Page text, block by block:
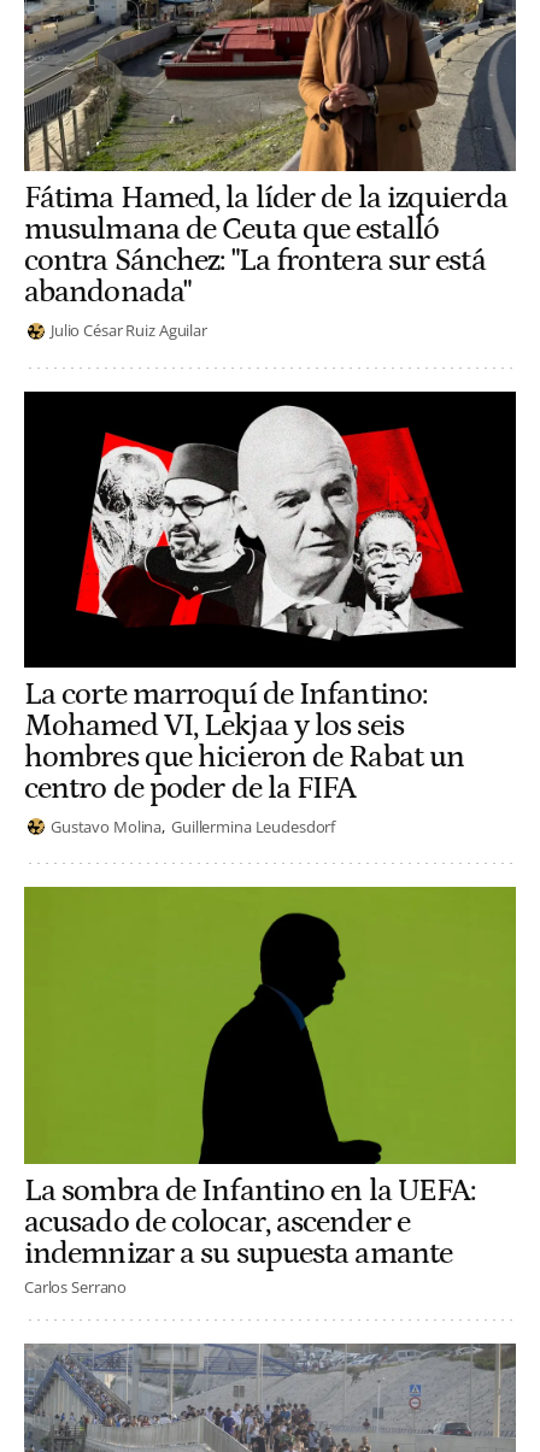
Fátima Hamed, la líder de la izquierda
musulmana de Ceuta que estalló
contra Sánchez: "La frontera sur está
abandonada"
Julio César Ruiz Aguilar
La corte marroquí de Infantino:
Mohamed VI, Lekjaa y los seis
hombres que hicieron de Rabat un
centro de poder de la FIFA
Gustavo Molina Guillermina Leudesdorf
La sombra de Infantino en la UEFA:
acusado de colocar, ascender e
indemnizar a su supuesta amante
Carlos Serrano